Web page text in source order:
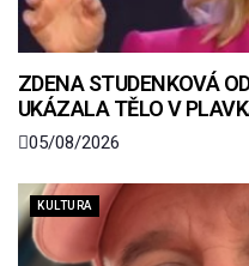
ZDENA STUDENKOVÁ
UKÁZALA TĚLO V
05/08/2026
KULTURA